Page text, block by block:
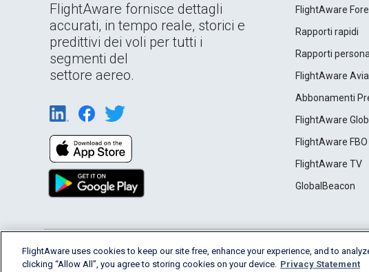
FlightAware fornisce dettagli
accurati, in tempo reale, storici e
predittivi dei voli per tutti i
segmenti del
settore aereo.
FlightAware
Rapporti rapidi
Rapporti
FlightAware
Abbonamenti
FlightAware
FlightAware
FlightAware TV
GlobalBeacon
English (USA) 2026 FlightAware Terms of Use Privacy Cookie Settings
FlightAware uses cookies to keep our site free, enhance your experience, and to
clicking “Allow All”, you agree to storing cookies on your device. Privacy Statement